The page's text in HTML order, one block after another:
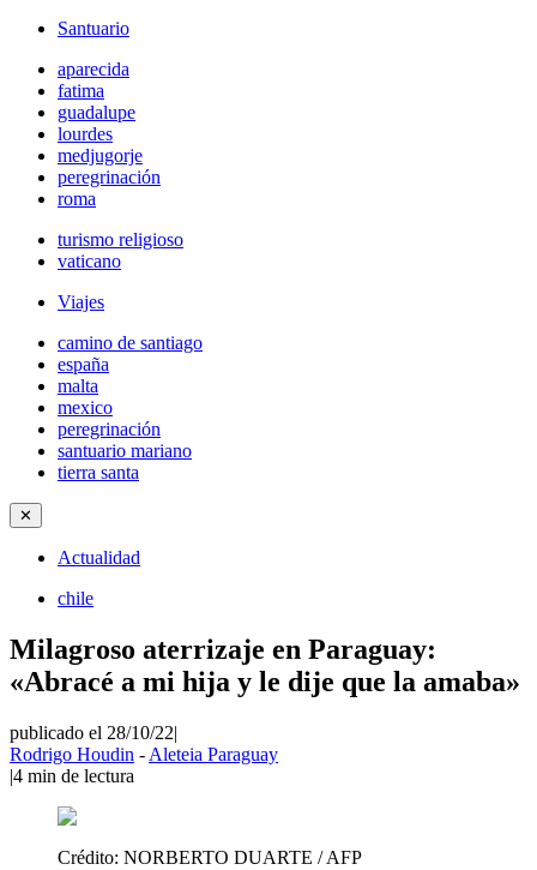
Santuario
aparecida
fatima
guadalupe
lourdes
medjugorje
peregrinación
roma
turismo religioso
vaticano
Viajes
camino de santiago
españa
malta
mexico
peregrinación
santuario mariano
tierra santa
✕
Actualidad
chile
Milagroso aterrizaje en Paraguay:
«Abracé a mi hija y le dije que la amaba»
publicado el 28/10/22|
Rodrigo Houdin - Aleteia Paraguay
|4 min de lectura
Crédito: NORBERTO DUARTE / AFP